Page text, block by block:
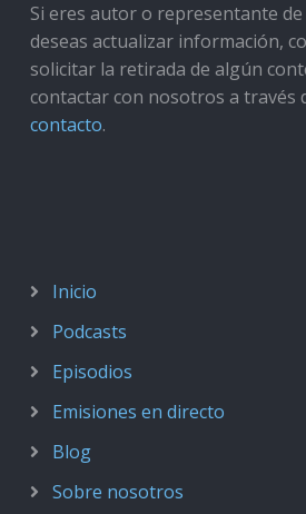
Si eres autor o representante
deseas actualizar información,
solicitar la retirada de algún
contactar con nosotros a través
contacto.
Inicio
Podcasts
Episodios
Emisiones en directo
Blog
Sobre nosotros